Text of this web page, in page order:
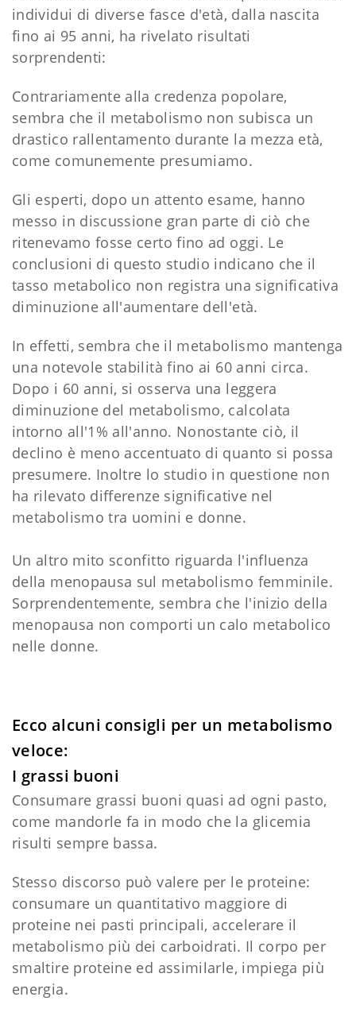
individui di diverse fasce d'età, dalla nascita
fino ai 95 anni, ha rivelato risultati
sorprendenti:
Contrariamente alla credenza popolare,
sembra che il metabolismo non subisca un
drastico rallentamento durante la mezza età,
come comunemente presumiamo.
Gli esperti, dopo un attento esame, hanno
messo in discussione gran parte di ciò che
ritenevamo fosse certo fino ad oggi. Le
conclusioni di questo studio indicano che il
tasso metabolico non registra una significativa
diminuzione all'aumentare dell'età.
In effetti, sembra che il metabolismo mantenga
una notevole stabilità fino ai 60 anni circa.
Dopo i 60 anni, si osserva una leggera
diminuzione del metabolismo, calcolata
intorno all'1% all'anno. Nonostante ciò, il
declino è meno accentuato di quanto si possa
presumere. Inoltre lo studio in questione non
ha rilevato differenze significative nel
metabolismo tra uomini e donne.
Un altro mito sconfitto riguarda l'influenza
della menopausa sul metabolismo femminile.
Sorprendentemente, sembra che l'inizio della
menopausa non comporti un calo metabolico
nelle donne.
Ecco alcuni consigli per un metabolismo
veloce:
I grassi buoni
Consumare grassi buoni quasi ad ogni pasto,
come mandorle fa in modo che la glicemia
risulti sempre bassa.
Stesso discorso può valere per le proteine:
consumare un quantitativo maggiore di
proteine nei pasti principali, accelerare il
metabolismo più dei carboidrati. Il corpo per
smaltire proteine ed assimilarle, impiega più
energia.